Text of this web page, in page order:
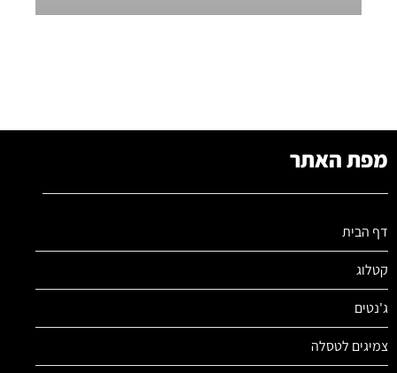
מפת האתר
דף הבית
קטלוג
ג'נטים
צמיגים לטסלה